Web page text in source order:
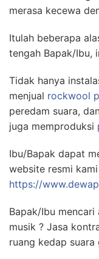
merasa kecewa
Itulah beberapa
tengah Bapak/Ibu,
Tidak hanya
menjual rockwool
peredam suara,
juga memproduksi
Ibu/Bapak dapat
website resmi kami
https://
Bapak/Ibu
musik ? Jasa
ruang kedap suara